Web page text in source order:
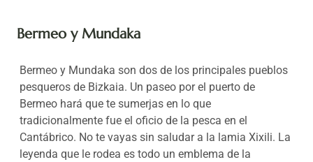
Bermeo y Mundaka
Bermeo y Mundaka son dos de los principales pueblos
pesqueros de Bizkaia. Un paseo por el puerto de
Bermeo hará que te sumerjas en lo que
tradicionalmente fue el oficio de la pesca en el
Cantábrico. No te vayas sin saludar a la lamia Xixili. La
leyenda que le rodea es todo un emblema de la